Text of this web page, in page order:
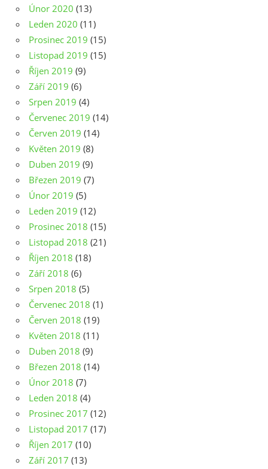
Únor 2020 (13)
Leden 2020 (11)
Prosinec 2019 (15)
Listopad 2019 (15)
Říjen 2019 (9)
Září 2019 (6)
Srpen 2019 (4)
Červenec 2019 (14)
Červen 2019 (14)
Květen 2019 (8)
Duben 2019 (9)
Březen 2019 (7)
Únor 2019 (5)
Leden 2019 (12)
Prosinec 2018 (15)
Listopad 2018 (21)
Říjen 2018 (18)
Září 2018 (6)
Srpen 2018 (5)
Červenec 2018 (1)
Červen 2018 (19)
Květen 2018 (11)
Duben 2018 (9)
Březen 2018 (14)
Únor 2018 (7)
Leden 2018 (4)
Prosinec 2017 (12)
Listopad 2017 (17)
Říjen 2017 (10)
Září 2017 (13)